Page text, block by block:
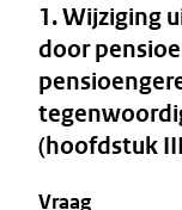
1. Wijziging
door
(hoofdstuk
Vraag